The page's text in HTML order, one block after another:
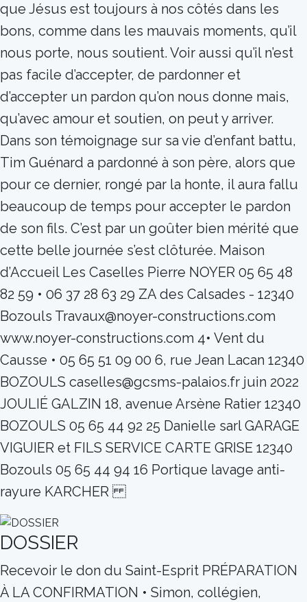
que Jésus est toujours à nos côtés dans les
bons, comme dans les mauvais moments, qu’il
nous porte, nous soutient. Voir aussi qu’il n’est
pas facile d’accepter, de pardonner et
d’accepter un pardon qu’on nous donne mais,
qu’avec amour et soutien, on peut y arriver.
Dans son témoignage sur sa vie d’enfant battu,
Tim Guénard a pardonné à son père, alors que
pour ce dernier, rongé par la honte, il aura fallu
beaucoup de temps pour accepter le pardon
de son fils. C’est par un goûter bien mérité que
cette belle journée s’est clôturée. Maison
d’Accueil Les Caselles Pierre NOYER 05 65 48
82 59 • 06 37 28 63 29 ZA des Calsades - 12340
Bozouls Travaux@noyer-constructions.com
www.noyer-constructions.com 4• Vent du
Causse • 05 65 51 09 00 6, rue Jean Lacan 12340
BOZOULS caselles@gcsms-palaios.fr juin 2022
JOULIÉ GALZIN 18, avenue Arsène Ratier 12340
BOZOULS 05 65 44 92 25 Danielle sarl GARAGE
VIGUIER et FILS SERVICE CARTE GRISE 12340
Bozouls 05 65 44 94 16 Portique lavage anti-
rayure KARCHER
DOSSIER
Recevoir le don du Saint-Esprit PRÉPARATION
À LA CONFIRMATION • Simon, collégien,